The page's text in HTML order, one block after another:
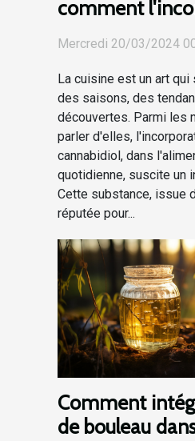
comment
quotidienne
Mercredi 20/03/2024
La cuisine est un art
des saisons, des
découvertes. Parmi les
parler d'elles,
cannabidiol, dans
quotidienne, suscite un
Cette substance, issue
réputée pour...
Comment
de bouleau